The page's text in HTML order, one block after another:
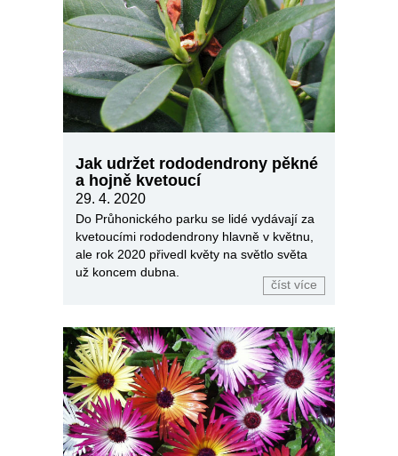
Jak udržet rododendrony pěkné
a hojně kvetoucí
29. 4. 2020
Do Průhonického parku se lidé vydávají za
kvetoucími rododendrony hlavně v květnu,
ale rok 2020 přivedl květy na světlo světa
už koncem dubna.
číst více